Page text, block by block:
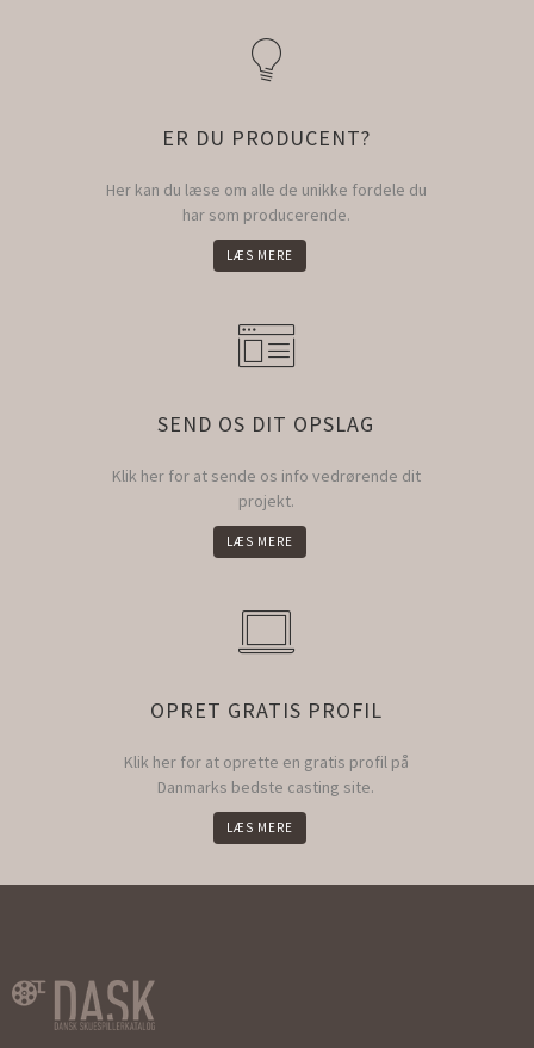
ER DU PRODUCENT?
Her kan du læse om alle de unikke fordele du
har som producerende.
LÆS MERE
SEND OS DIT OPSLAG
Klik her for at sende os info vedrørende dit
projekt.
LÆS MERE
OPRET GRATIS PROFIL
Klik her for at oprette en gratis profil på
Danmarks bedste casting site.
LÆS MERE